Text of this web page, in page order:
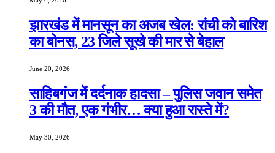
झारखंड में मानसून का अजब खेल: रांची को बारिश
का बोनस, 23 जिले सूखे की मार से बेहाल
June 20, 2026
साहिबगंज में दर्दनाक हादसा – पुलिस जवान समेत
3 की मौत, एक गंभीर… क्या हुआ रास्ते में?
May 30, 2026